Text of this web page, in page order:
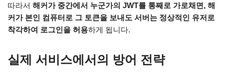
따라서 해커가 중간에서 누군가의 JWT를 통째로 가로채면, 해
커가 본인 컴퓨터로 그 토큰을 보내도 서버는 정상적인 유저로
착각하여 로그인을 허용하게 됩니다.
실제 서비스에서의 방어 전략